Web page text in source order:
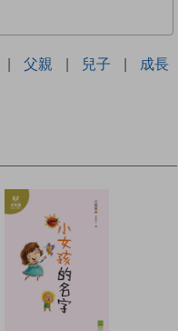
| 父親 | 兒子 | 成長